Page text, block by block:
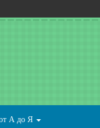
А до Я